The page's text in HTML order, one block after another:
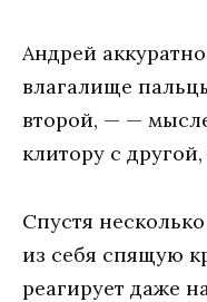
Андрей
влагалище
второй, — —
клитору с
Спустя
из себя спящую
реагирует даже